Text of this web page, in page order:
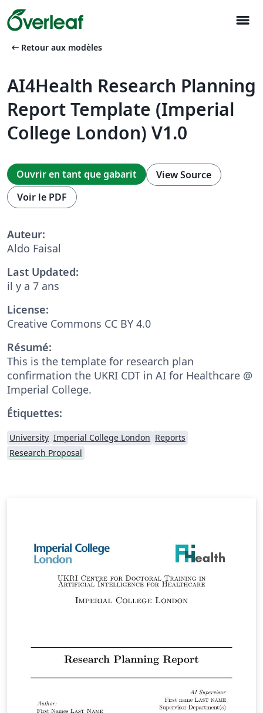
menu
arrow_left_alt Retour aux modèles
AI4Health Research Planning
Report Template (Imperial
College London) V1.0
Ouvrir en tant que gabarit
View Source
Voir le PDF
Auteur:
Aldo Faisal
Last Updated:
il y a 7 ans
License:
Creative Commons CC BY 4.0
Résumé:
This is the template for research plan
confirmation the UKRI CDT in AI for Healthcare @
Imperial College.
Étiquettes:
University Imperial College London Reports
Research Proposal